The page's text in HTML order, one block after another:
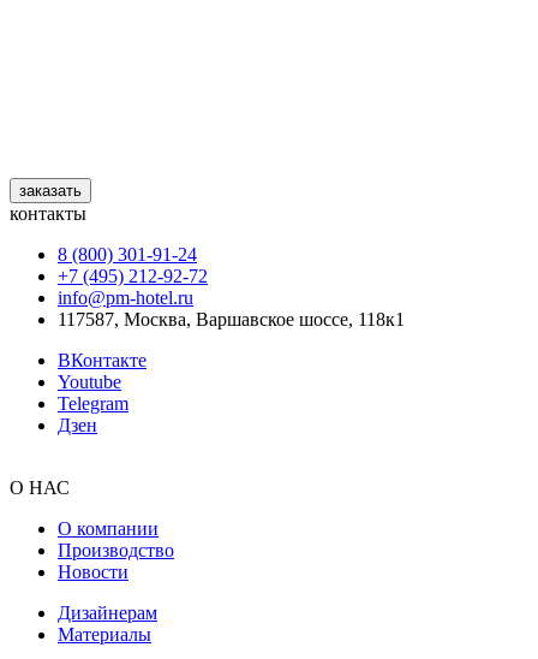
заказать
контакты
8 (800) 301‑91‑24
+7 (495) 212‑92‑72
info@pm-hotel.ru
117587, Москва, Варшавское шоссе, 118к1
ВКонтакте
Youtube
Telegram
Дзен
О НАС
О компании
Производство
Новости
Дизайнерам
Материалы